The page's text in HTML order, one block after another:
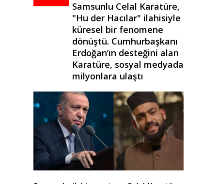
Samsunlu Celal Karatüre,
"Hu der Hacılar" ilahisiyle
küresel bir fenomene
dönüştü. Cumhurbaşkanı
Erdoğan’ın desteğini alan
Karatüre, sosyal medyada
milyonlara ulaştı